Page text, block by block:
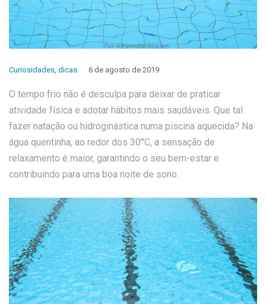
Curiosidades, dicas 6 de agosto de 2019
O tempo frio não é desculpa para deixar de praticar
atividade física e adotar hábitos mais saudáveis. Que tal
fazer natação ou hidroginástica numa piscina aquecida? Na
água quentinha, ao redor dos 30°C, a sensação de
relaxamento é maior, garantindo o seu bem-estar e
contribuindo para uma boa noite de sono.